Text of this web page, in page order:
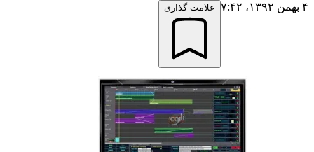
۴ بهمن ۱۳۹۲،‏ ۷:۴۲
علامت گذاری